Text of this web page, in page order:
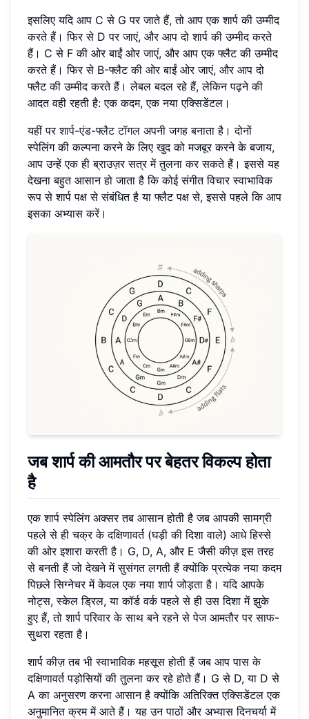
इसलिए यदि आप C से G पर जाते हैं, तो आप एक शार्प की उम्मीद
करते हैं। फिर से D पर जाएं, और आप दो शार्प की उम्मीद करते
हैं। C से F की ओर बाईं ओर जाएं, और आप एक फ्लैट की उम्मीद
करते हैं। फिर से B-फ्लैट की ओर बाईं ओर जाएं, और आप दो
फ्लैट की उम्मीद करते हैं। लेबल बदल रहे हैं, लेकिन पढ़ने की
आदत वही रहती है: एक कदम, एक नया एक्सिडेंटल।
यहीं परशार्प-एंड-फ्लैट टॉगल अपनी जगह बनाता है। दोनों
स्पेलिंग की कल्पना करने के लिए खुद को मजबूर करने के बजाय,
आप उन्हें एक ही ब्राउज़र सत्र में तुलना कर सकते हैं। इससे यह
देखना बहुत आसान हो जाता है कि कोई संगीत विचार स्वाभाविक
रूप से शार्प पक्ष से संबंधित है या फ्लैट पक्ष से, इससे पहले कि आप
इसका अभ्यास करें।
जब शार्प की आमतौर पर बेहतर विकल्प होता
है
एक शार्प स्पेलिंग अक्सर तब आसान होती है जब आपकी सामग्री
पहले से ही चक्र के दक्षिणावर्त (घड़ी की दिशा वाले) आधे हिस्से
की ओर इशारा करती है। G, D, A, और E जैसी कीज़ इस तरह
से बनती हैं जो देखने में सुसंगत लगती हैं क्योंकि प्रत्येक नया कदम
पिछले सिग्नेचर में केवल एक नया शार्प जोड़ता है। यदि आपके
नोट्स, स्केल ड्रिल, या कॉर्ड वर्क पहले से ही उस दिशा में झुके
हुए हैं, तो शार्प परिवार के साथ बने रहने से पेज आमतौर पर साफ-
सुथरा रहता है।
शार्प कीज़ तब भी स्वाभाविक महसूस होती हैं जब आप पास के
दक्षिणावर्त पड़ोसियों की तुलना कर रहे होते हैं। G से D, या D से
A का अनुसरण करना आसान है क्योंकि अतिरिक्त एक्सिडेंटल एक
अनुमानित क्रम में आते हैं। यह उन पाठों और अभ्यास दिनचर्या में